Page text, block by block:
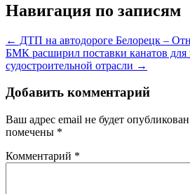
Навигация по записям
← ДТП на автодороге Белорецк –
БМК расширил поставки канатов для
судостроительной отрасли →
Добавить комментарий
Ваш адрес email не будет
помечены *
Комментарий *